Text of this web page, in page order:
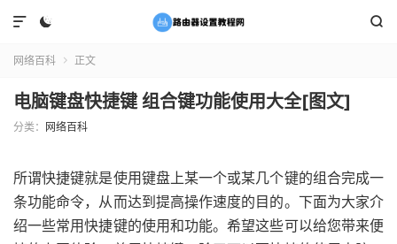
 

网络百科  正文
电脑键盘快捷键 组合键功能使用大全[图文]
分类： 网络百科
所谓快捷键就是使用键盘上某一个或某几个键的组合完成一
条功能命令，从而达到提高操作速度的目的。下面为大家介
绍一些常用快捷键的使用和功能。希望这些可以给您带来便